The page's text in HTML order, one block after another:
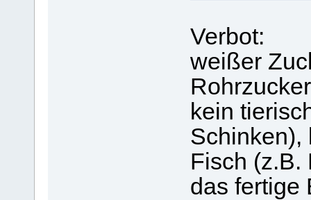
Verbot:
weißer
kein
Schinken),
Fisch (z.B.
das fertige